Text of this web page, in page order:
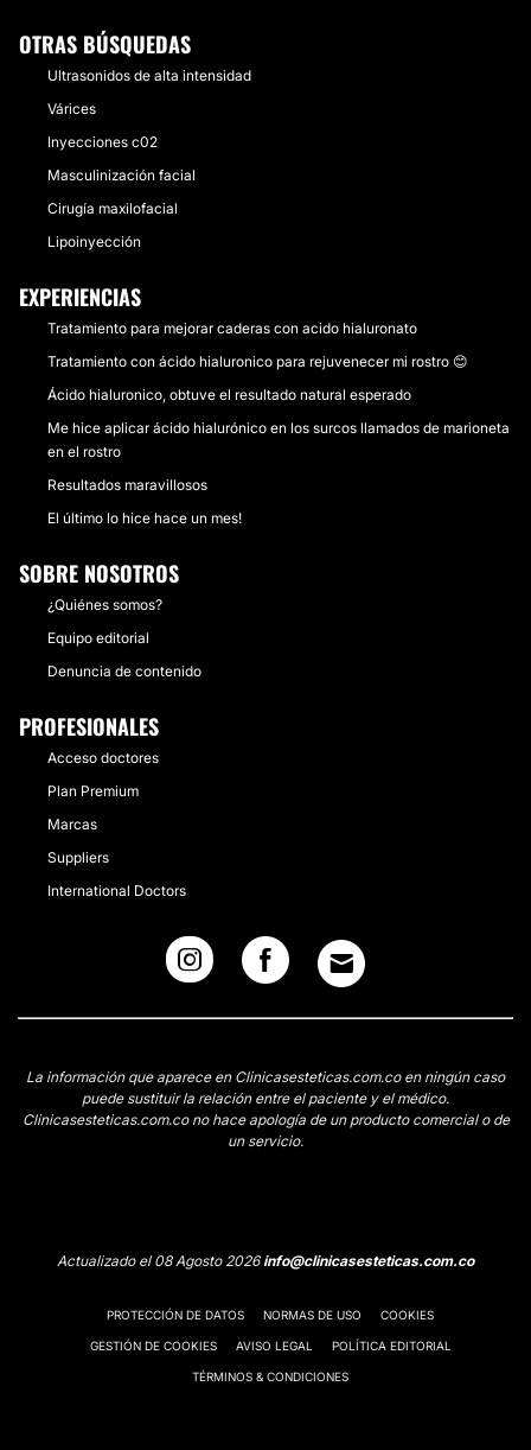
OTRAS BÚSQUEDAS
Ultrasonidos de alta intensidad
Várices
Inyecciones c02
Masculinización facial
Cirugía maxilofacial
Lipoinyección
EXPERIENCIAS
Tratamiento para mejorar caderas con acido hialuronato
Tratamiento con ácido hialuronico para rejuvenecer mi rostro 😊
Ácido hialuronico, obtuve el resultado natural esperado
Me hice aplicar ácido hialurónico en los surcos llamados de marioneta
en el rostro
Resultados maravillosos
El último lo hice hace un mes!
SOBRE NOSOTROS
¿Quiénes somos?
Equipo editorial
Denuncia de contenido
PROFESIONALES
Acceso doctores
Plan Premium
Marcas
Suppliers
International Doctors
La información que aparece en Clinicasesteticas.com.co en ningún caso
puede sustituir la relación entre el paciente y el médico.
Clinicasesteticas.com.co no hace apología de un producto comercial o de
un servicio.
Actualizado el 08 Agosto 2026info@clinicasesteticas.com.co
PROTECCIÓN DE DATOS NORMAS DE USO COOKIES
GESTIÓN DE COOKIES AVISO LEGAL POLÍTICA EDITORIAL
TÉRMINOS & CONDICIONES